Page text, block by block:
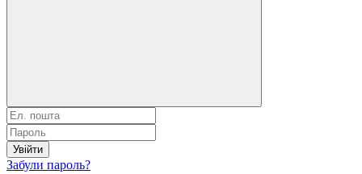
Увійти
Забули пароль?